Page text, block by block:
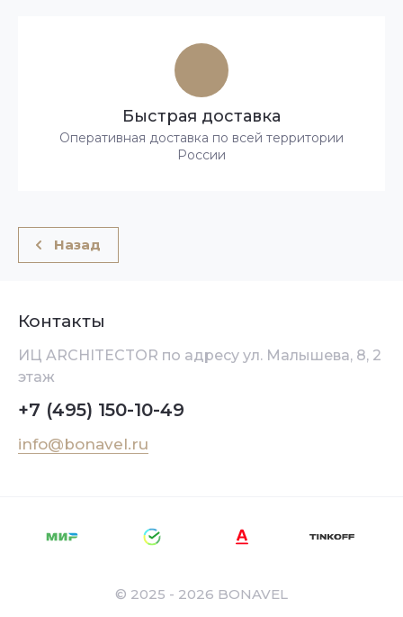
Быстрая доставка
Оперативная доставка по всей территории
России
Назад
Контакты
ИЦ ARCHITEСTOR по адресу ул. Малышева, 8, 2
этаж
+7 (495) 150-10-49
info@bonavel.ru
© 2025 - 2026 BONAVEL